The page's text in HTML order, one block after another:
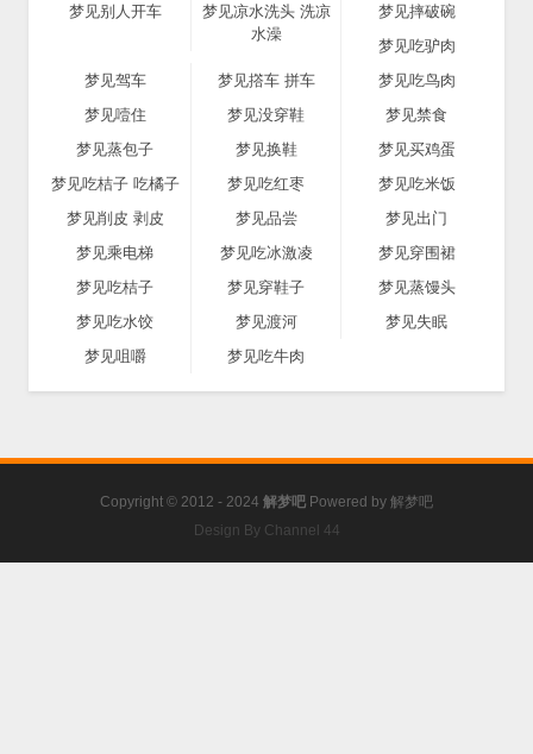
梦见别人开车
梦见凉水洗头 洗凉
水澡
梦见摔破碗
梦见吃驴肉
梦见驾车
梦见撘车 拼车
梦见吃鸟肉
梦见噎住
梦见没穿鞋
梦见禁食
梦见蒸包子
梦见换鞋
梦见买鸡蛋
梦见吃桔子 吃橘子
梦见吃红枣
梦见吃米饭
梦见削皮 剥皮
梦见品尝
梦见出门
梦见乘电梯
梦见吃冰激凌
梦见穿围裙
梦见吃桔子
梦见穿鞋子
梦见蒸馒头
梦见吃水饺
梦见渡河
梦见失眠
梦见咀嚼
梦见吃牛肉
Copyright © 2012 - 2024 解梦吧 Powered by 解梦吧
Design By Channel 44